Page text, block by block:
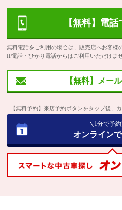
【無料】電
無料電話をご利用の場合は、販売店へお客様
IP電話・ひかり電話からはご利用いただけませ
【無料】メー
【無料予約】来店予約ボタンをタップ後、
1分で予
オンライン